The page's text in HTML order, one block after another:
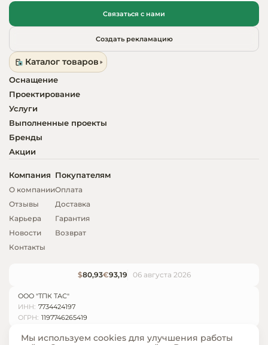
Связаться с нами
Создать рекламацию
Каталог товаров
Оснащение
Проектирование
Услуги
Выполненные проекты
Бренды
Акции
Компания
О компании
Отзывы
Карьера
Новости
Контакты
Покупателям
Оплата
Доставка
Гарантия
Возврат
$80,93€93,19 06 августа 2026
ООО "ТПК ТАС"
ИНН: 7734424197
ОГРН: 1197746265419
Мы используем cookies для улучшения работы